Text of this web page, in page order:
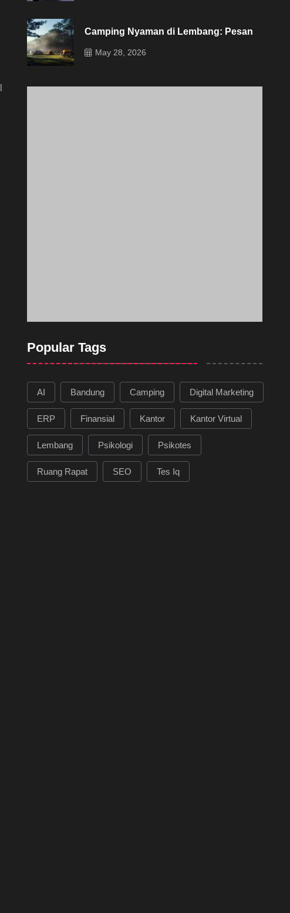
Camping Nyaman di Lembang: Pesan
May 28, 2026
Popular Tags
AI Bandung Camping Digital Marketing
ERP Finansial Kantor Kantor Virtual
Lembang Psikologi Psikotes
Ruang Rapat SEO Tes Iq